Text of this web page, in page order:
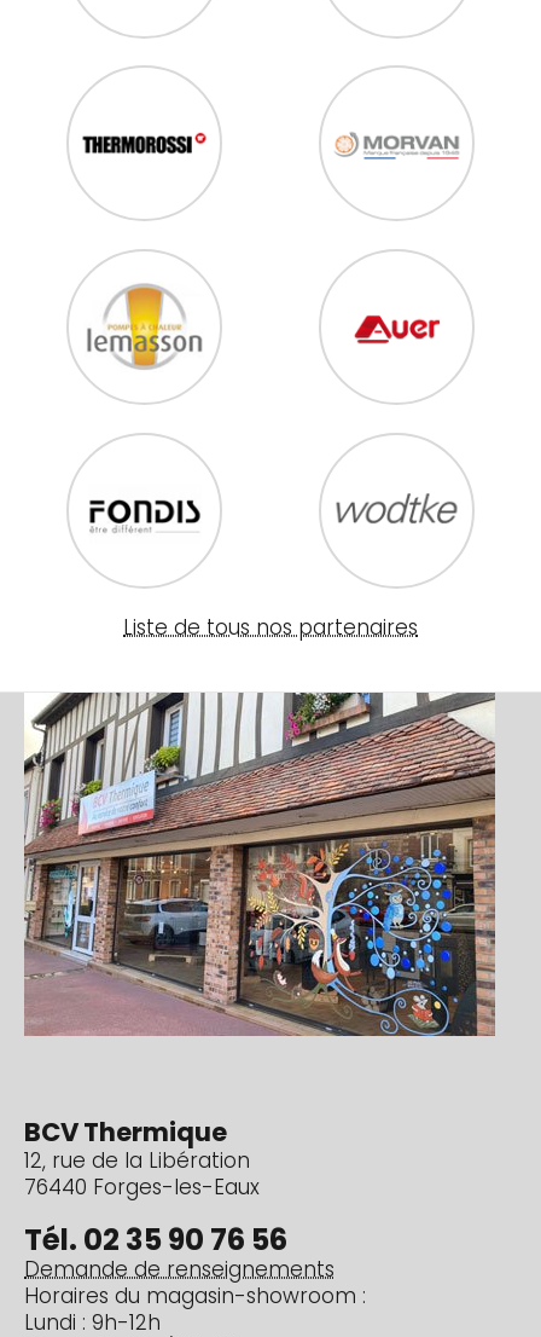
Liste de tous nos partenaires
Image
BCV Thermique
12, rue de la Libération
76440 Forges-les-Eaux
Tél. 02 35 90 76 56
Demande de renseignements
Horaires du magasin-showroom :
Lundi : 9h-12h